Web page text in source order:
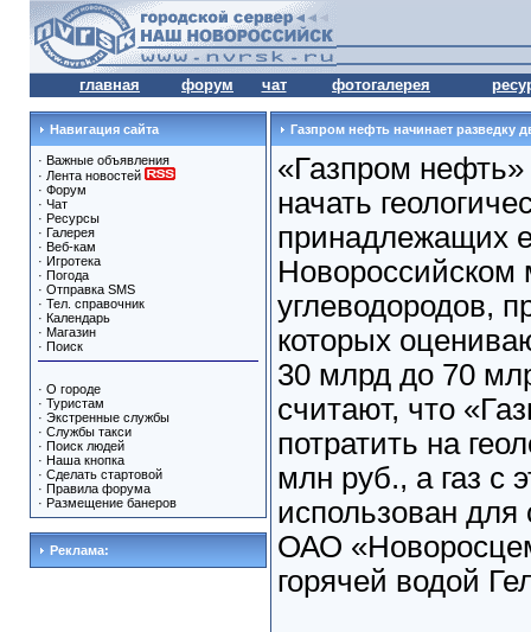
главная форум чат фотогалерея
Навигация сайта
· Важные объявления
· Лента новостей
· Форум
· Чат
· Ресурсы
· Галерея
· Веб-кам
· Игротека
· Погода
· Отправка SMS
· Тел. справочник
· Календарь
· Магазин
· Поиск
· О городе
· Туристам
· Экстренные службы
· Службы такси
· Поиск людей
· Наша кнопка
· Сделать стартовой
· Правила форума
· Размещение банеров
Реклама:
Газпром нефть начинает разведку
«Газпром нефть»
начать
принадлежащих
Новороссийском
углеводородов,
которых
30 млрд до 70
считают, что
потратить на
млн руб., а газ с
использован
ОАО
горячей водой